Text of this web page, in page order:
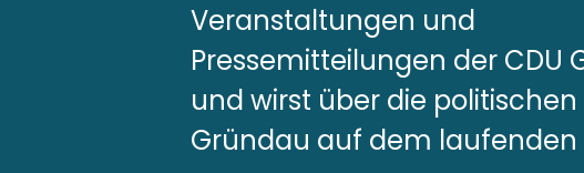
Veranstaltungen und
Pressemitteilungen der CDU
und wirst über die
Gründau auf dem laufenden